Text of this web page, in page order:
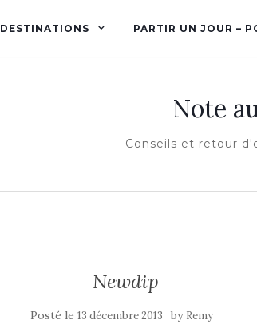
DESTINATIONS PARTIR UN JOUR –
Note
Conseils et retour
Newdip
Posté le 13 décembre 2013 by Remy